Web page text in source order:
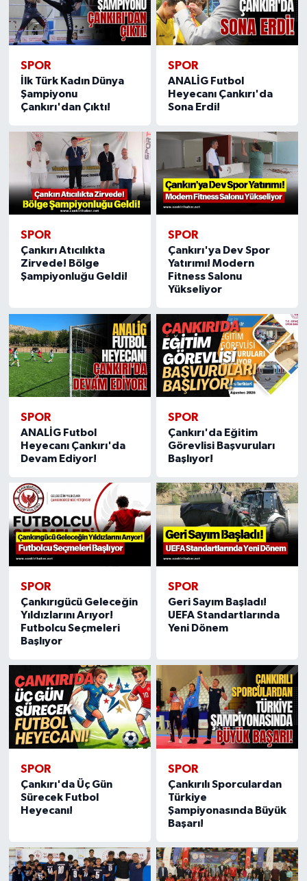
SPOR
İlk Türk Kadın Dünya
Şampiyonu
Çankırı'dan Çıktı!
SPOR
ANALİG Futbol
Heyecanı Çankırı'da
Sona Erdi!
SPOR
Çankırı Atıcılıkta
Zirvede! Bölge
Şampiyonluğu Geldi!
SPOR
Çankırı'ya Dev Spor
Yatırımı! Modern
Fitness Salonu
Yükseliyor
SPOR
ANALİG Futbol
Heyecanı Çankırı'da
Devam Ediyor!
SPOR
Çankırı'da Eğitim
Görevlisi Başvuruları
Başlıyor!
SPOR
Çankırıgücü Geleceğin
Yıldızlarını Arıyor!
Futbolcu Seçmeleri
Başlıyor
SPOR
Geri Sayım Başladı!
UEFA Standartlarında
Yeni Dönem
SPOR
Çankırı'da Üç Gün
Sürecek Futbol
Heyecanı!
SPOR
Çankırılı Sporculardan
Türkiye
Şampiyonasında Büyük
Başarı!